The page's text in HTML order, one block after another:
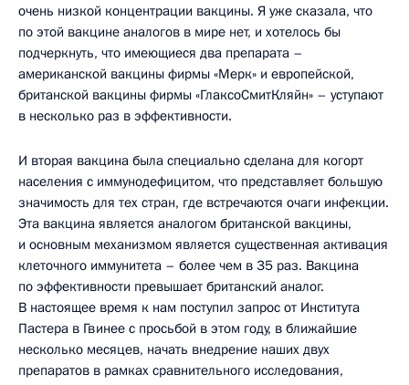
очень низкой концентрации вакцины. Я уже сказала, что
по этой вакцине аналогов в мире нет, и хотелось бы
подчеркнуть, что имеющиеся два препарата –
американской вакцины фирмы «Мерк» и европейской,
британской вакцины фирмы «ГлаксоСмитКляйн» – уступают
в несколько раз в эффективности.
И вторая вакцина была специально сделана для когорт
населения с иммунодефицитом, что представляет большую
значимость для тех стран, где встречаются очаги инфекции.
Эта вакцина является аналогом британской вакцины,
и основным механизмом является существенная активация
клеточного иммунитета – более чем в 35 раз. Вакцина
по эффективности превышает британский аналог.
В настоящее время к нам поступил запрос от Института
Пастера в Гвинее с просьбой в этом году, в ближайшие
несколько месяцев, начать внедрение наших двух
препаратов в рамках сравнительного исследования,